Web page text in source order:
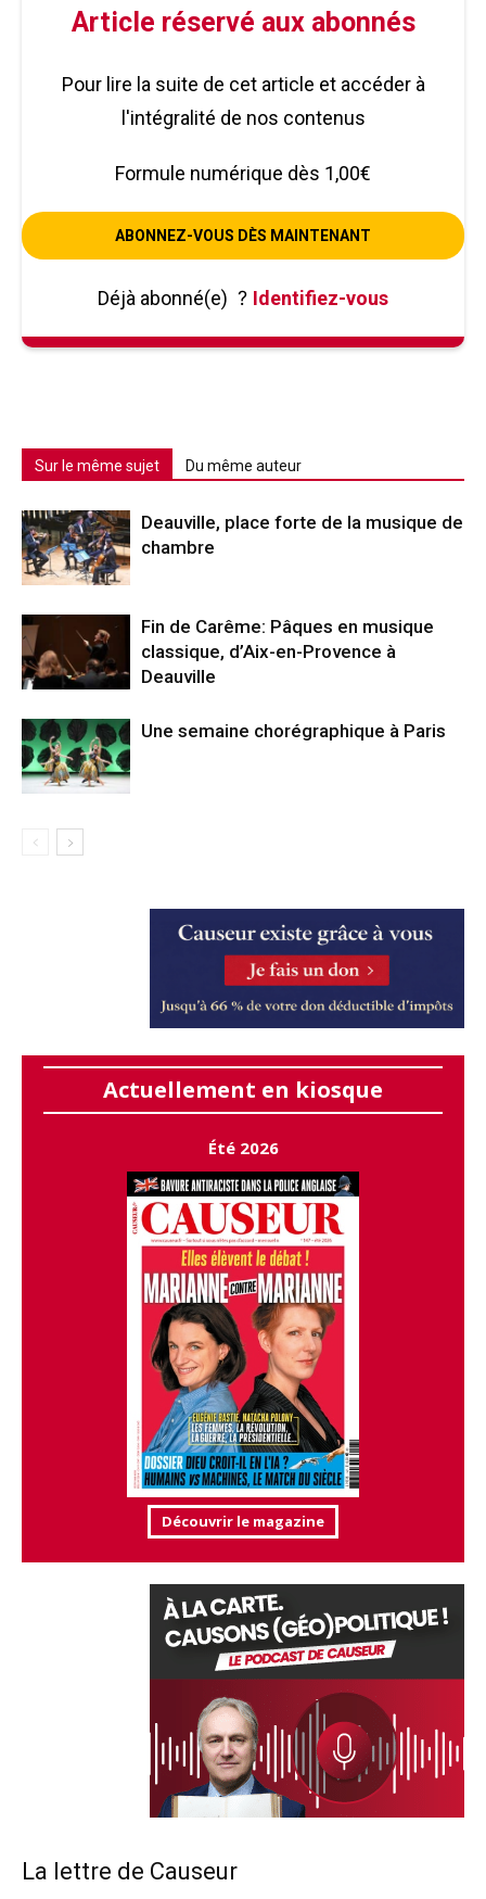
Article réservé aux abonnés
Pour lire la suite de cet article et accéder à
l'intégralité de nos contenus
Formule numérique dès 1,00€
ABONNEZ-VOUS DÈS MAINTENANT
Déjà abonné(e) ? Identifiez-vous
Sur le même sujet Du même auteur
Deauville, place forte de la musique de
chambre
Fin de Carême: Pâques en musique
classique, d’Aix-en-Provence à
Deauville
Une semaine chorégraphique à Paris
Actuellement en kiosque
Été 2026
Découvrir le magazine
La lettre de Causeur